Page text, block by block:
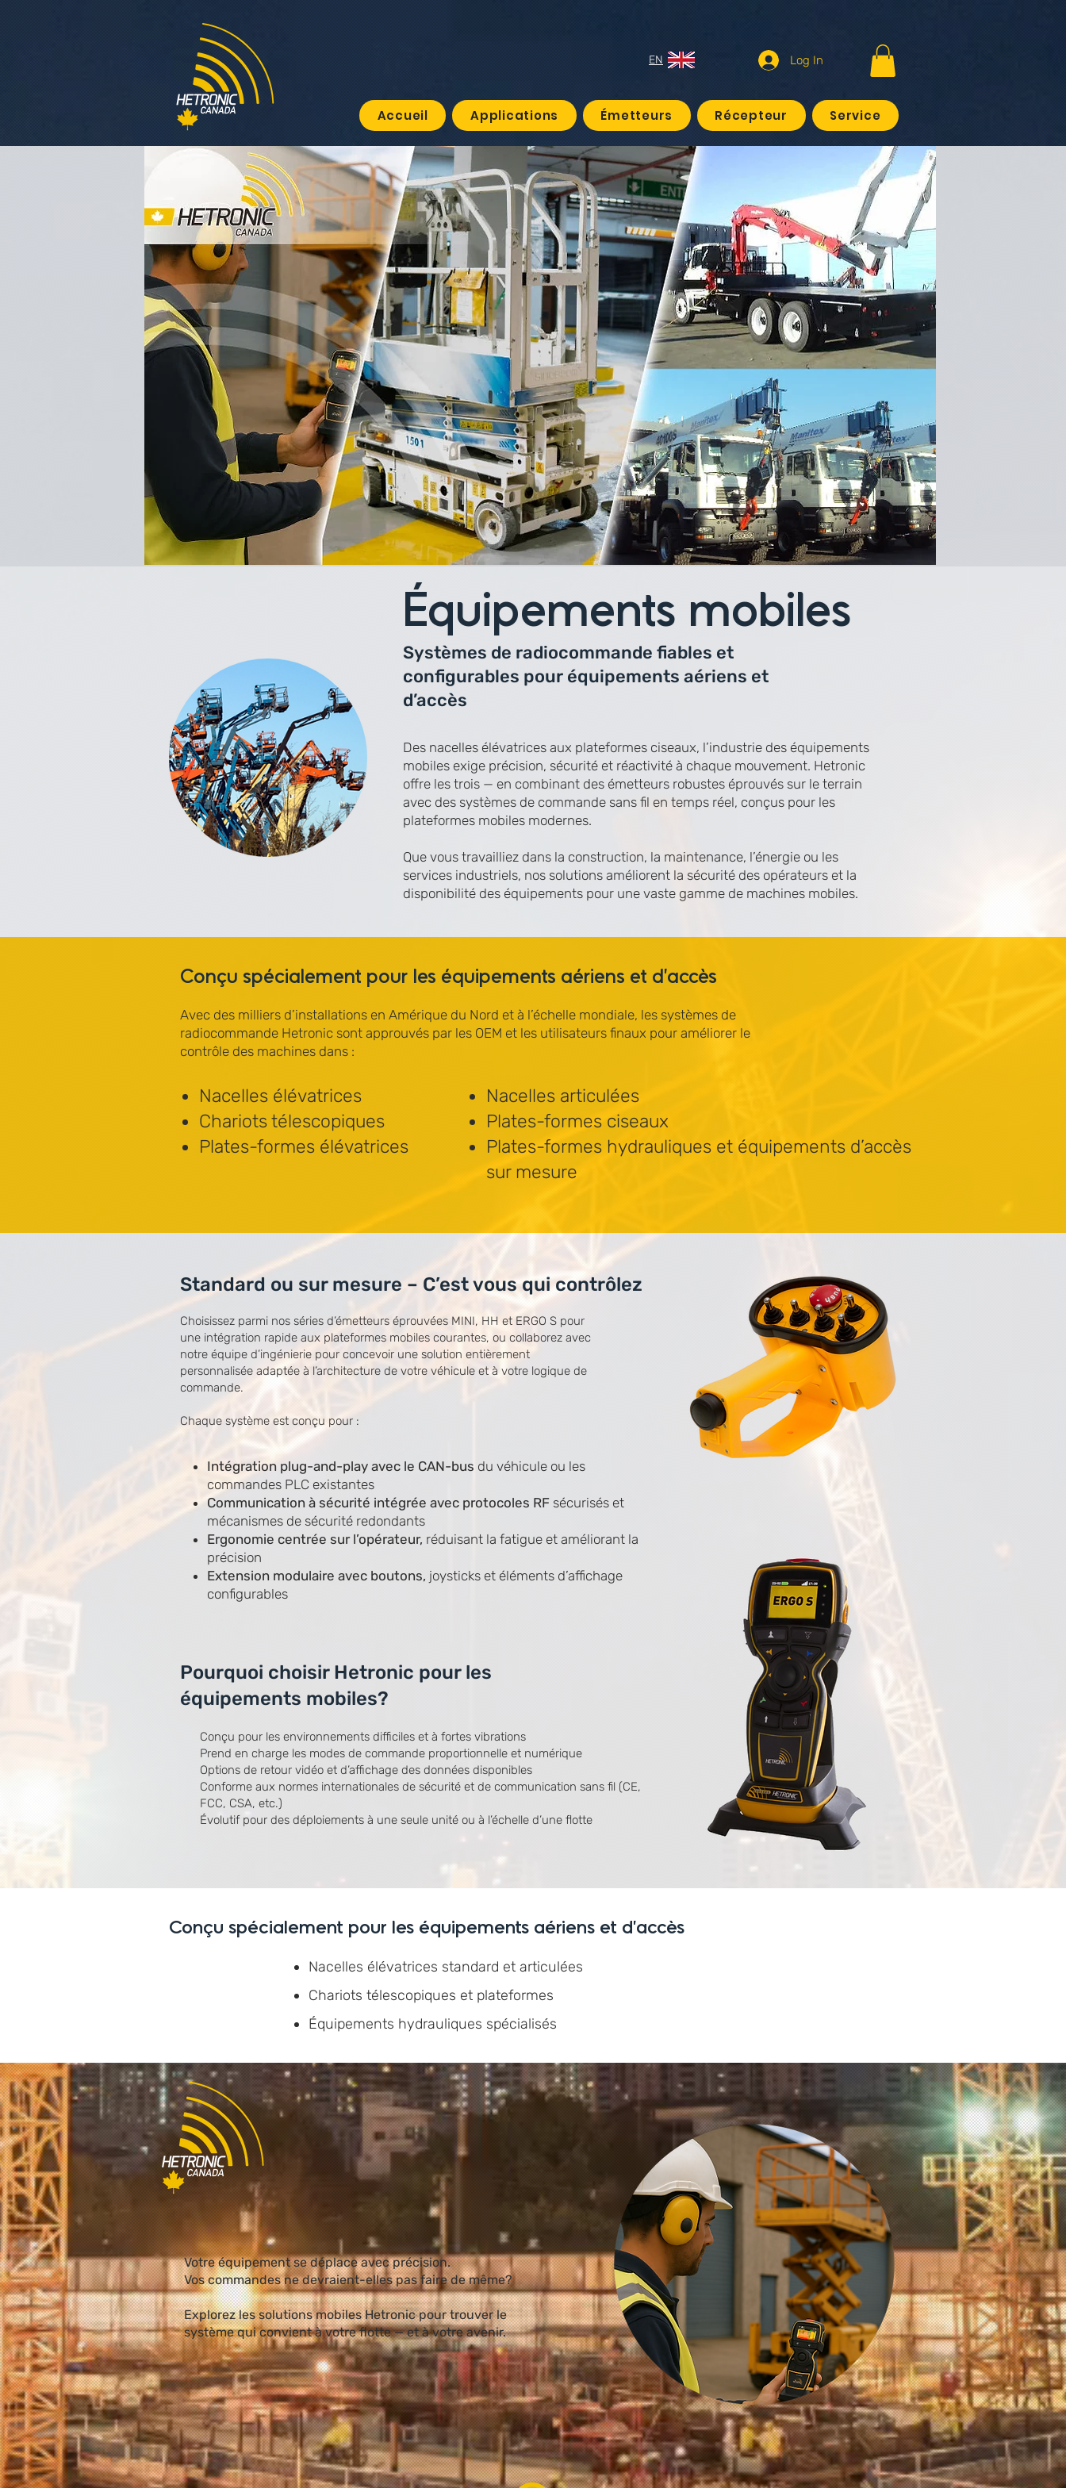
EN Log In
Accueil Applications Émetteurs Récepteur Service
Équipements mobiles
Systèmes de radiocommande fiables et
configurables pour équipements aériens et
d’accès
Des nacelles élévatrices aux plateformes ciseaux, l’industrie des équipements
mobiles exige précision, sécurité et réactivité à chaque mouvement. Hetronic
offre les trois — en combinant des émetteurs robustes éprouvés sur le terrain
avec des systèmes de commande sans fil en temps réel, conçus pour les
plateformes mobiles modernes.
Que vous travailliez dans la construction, la maintenance, l’énergie ou les
services industriels, nos solutions améliorent la sécurité des opérateurs et la
disponibilité des équipements pour une vaste gamme de machines mobiles.
Conçu spécialement pour les équipements aériens et d’accès
Avec des milliers d’installations en Amérique du Nord et à l’échelle mondiale, les systèmes de
radiocommande Hetronic sont approuvés par les OEM et les utilisateurs finaux pour améliorer le
contrôle des machines dans :
Nacelles élévatrices
Chariots télescopiques
Plates-formes élévatrices
Nacelles articulées
Plates-formes ciseaux
Plates-formes hydrauliques et équipements d’accès
sur mesure
Standard ou sur mesure – C’est vous qui contrôlez
Choisissez parmi nos séries d’émetteurs éprouvées MINI, HH et ERGO S pour
une intégration rapide aux plateformes mobiles courantes, ou collaborez avec
notre équipe d’ingénierie pour concevoir une solution entièrement
personnalisée adaptée à l’architecture de votre véhicule et à votre logique de
commande.
Chaque système est conçu pour :
Intégration plug-and-play avec le CAN-bus du véhicule ou les
commandes PLC existantes
Communication à sécurité intégrée avec protocoles RF sécurisés et
mécanismes de sécurité redondants
Ergonomie centrée sur l’opérateur, réduisant la fatigue et améliorant la
précision
Extension modulaire avec boutons, joysticks et éléments d’affichage
configurables
Pourquoi choisir Hetronic pour les
équipements mobiles?
Conçu pour les environnements difficiles et à fortes vibrations
Prend en charge les modes de commande proportionnelle et numérique
Options de retour vidéo et d’affichage des données disponibles
Conforme aux normes internationales de sécurité et de communication sans fil (CE,
FCC, CSA, etc.)
Évolutif pour des déploiements à une seule unité ou à l’échelle d’une flotte
Conçu spécialement pour les équipements aériens et d’accès
Nacelles élévatrices standard et articulées
Chariots télescopiques et plateformes
Équipements hydrauliques spécialisés
Votre équipement se déplace avec précision.
Vos commandes ne devraient-elles pas faire de même?
Explorez les solutions mobiles Hetronic pour trouver le
système qui convient à votre flotte — et à votre avenir.